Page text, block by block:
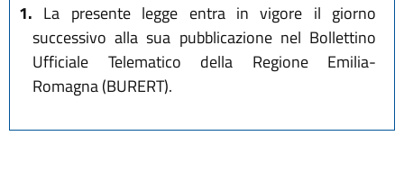
1. La presente legge entra in vigore il giorno
successivo alla sua pubblicazione nel Bollettino
Ufficiale Telematico della Regione Emilia-
Romagna (BURERT).